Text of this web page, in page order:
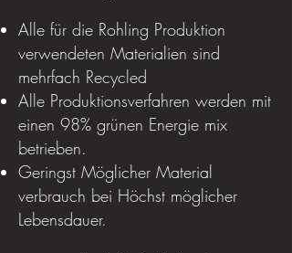
Alle für die Rohling Produktion
verwendeten Materialien sind
mehrfach Recycled
Alle Produktionsverfahren werden mit
einen 98% grünen Energie mix
betrieben.
Geringst Möglicher Material
verbrauch bei Höchst möglicher
Lebensdauer.